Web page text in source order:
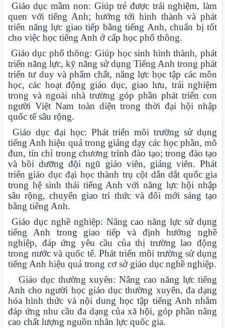
Giáo dục mầm non: Giúp trẻ được trải nghiệm, làm
quen với tiếng Anh; hướng tới hình thành và phát
triển năng lực giao tiếp bằng tiếng Anh, chuẩn bị tốt
cho việc học tiếng Anh ở cấp học phổ thông.
Giáo dục phổ thông: Giúp học sinh hình thành, phát
triển năng lực, kỹ năng sử dụng Tiếng Anh trong phát
triển tư duy và phẩm chất, năng lực học tập các môn
học, các hoạt động giáo dục, giao lưu, trải nghiệm
trong và ngoài nhà trường góp phần phát triển con
người Việt Nam toàn diện trong thời đại hội nhập
quốc tế sâu rộng.
Giáo dục đại học: Phát triển môi trường sử dụng
tiếng Anh hiệu quả trong giảng dạy các học phần, mô
đun, tín chỉ trong chương trình đào tạo; trong đào tạo
và bồi dưỡng đội ngũ giáo viên, giảng viên. Phát
triển giáo dục đại học thành trụ cột dẫn dắt quốc gia
trong hệ sinh thái tiếng Anh với năng lực hội nhập
sâu rộng, chuyển giao tri thức và đổi mới sáng tạo
bằng tiếng Anh.
Giáo dục nghề nghiệp: Nâng cao năng lực sử dụng
tiếng Anh trong giao tiếp và định hướng nghề
nghiệp, đáp ứng yêu cầu của thị trường lao động
trong nước và quốc tế. Phát triển môi trường sử dụng
tiếng Anh hiệu quả trong cơ sở giáo dục nghề nghiệp.
Giáo dục thường xuyên: Nâng cao năng lực tiếng
Anh cho người học giáo dục thường xuyên, đa dạng
hóa hình thức và nội dung học tập tiếng Anh nhằm
đáp ứng nhu cầu đa dạng của xã hội, góp phần nâng
cao chất lượng nguồn nhân lực quốc gia.